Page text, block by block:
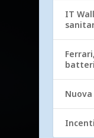
IT
Nuova